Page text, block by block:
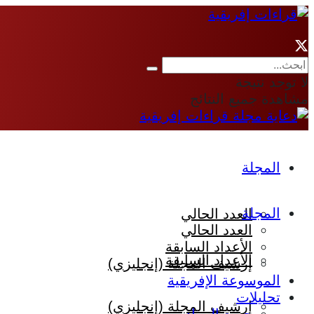
لا توجد نتيجة
مشاهدة جميع النتائج
المجلة
العدد الحالي
الأعداد السابقة
إرشيف المجلة (إنجليزي)
المجلة
العدد الحالي
الأعداد السابقة
إرشيف المجلة (إنجليزي)
الموسوعة الإفريقية
تحليلات